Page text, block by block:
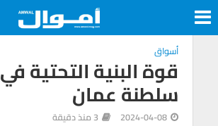
أسواق
قوة البنية التحتية في
سلطنة عمان
2024-04-08 3 منذ دقيقة